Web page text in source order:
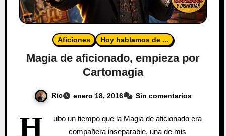
Aficiones Hoy hablamos de ...
Magia de aficionado, empieza por
Cartomagia
Ric enero 18, 2016 Sin comentarios
H
ubo un tiempo que la Magia de aficionado era
compañera inseparable, una de mis